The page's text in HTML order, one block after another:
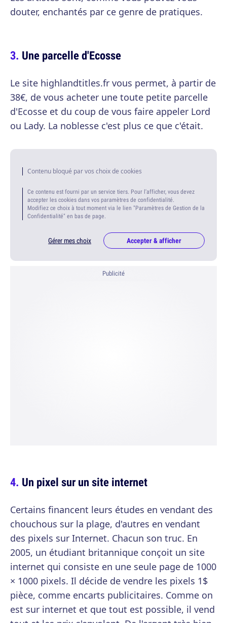
douter, enchantés par ce genre de pratiques.
Une parcelle d'Ecosse
Le site highlandtitles.fr vous permet, à partir de
38€, de vous acheter une toute petite parcelle
d'Ecosse et du coup de vous faire appeler Lord
ou Lady. La noblesse c'est plus ce que c'était.
Contenu bloqué par vos choix de cookies
Ce contenu est fourni par un service tiers. Pour l'afficher, vous devez
accepter les cookies dans vos paramètres de confidentialité.
Modifiez ce choix à tout moment via le lien "Paramètres de Gestion de la
Confidentialité" en bas de page.
Gérer mes choix Accepter & afficher
Publicité
Un pixel sur un site internet
Certains financent leurs études en vendant des
chouchous sur la plage, d'autres en vendant
des pixels sur Internet. Chacun son truc. En
2005, un étudiant britannique conçoit un site
internet qui consiste en une seule page de 1000
× 1000 pixels. Il décide de vendre les pixels 1$
pièce, comme encarts publicitaires. Comme on
est sur internet et que tout est possible, il vend